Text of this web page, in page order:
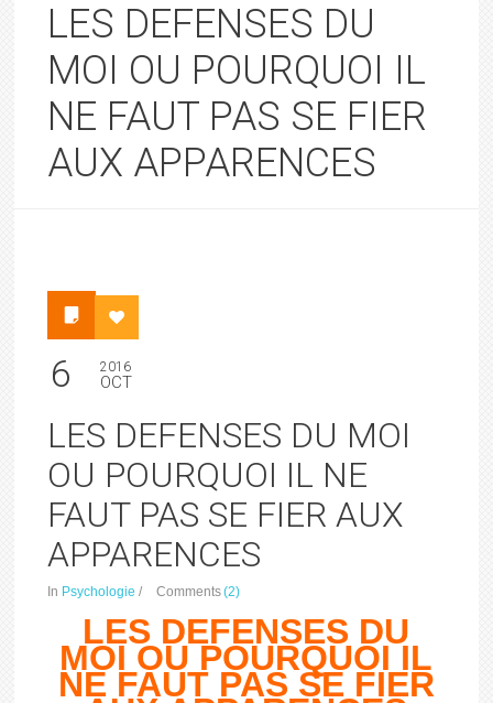
LES DEFENSES DU
MOI OU POURQUOI IL
NE FAUT PAS SE FIER
AUX APPARENCES
6 2016
OCT
LES DEFENSES DU MOI
OU POURQUOI IL NE
FAUT PAS SE FIER AUX
APPARENCES
In Psychologie / Comments(2)
LES DEFENSES DU
MOI OU POURQUOI IL
NE FAUT PAS SE FIER